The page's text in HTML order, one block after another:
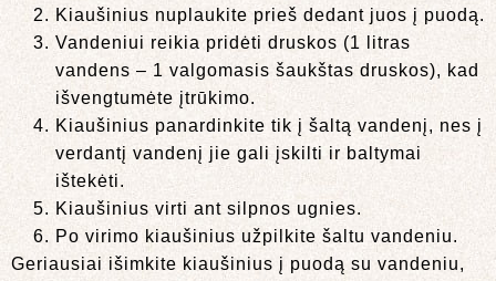
Kiaušinius nuplaukite prieš dedant juos į puodą.
Vandeniui reikia pridėti druskos (1 litras
vandens – 1 valgomasis šaukštas druskos), kad
išvengtumėte įtrūkimo.
Kiaušinius panardinkite tik į šaltą vandenį, nes į
verdantį vandenį jie gali įskilti ir baltymai
ištekėti.
Kiaušinius virti ant silpnos ugnies.
Po virimo kiaušinius užpilkite šaltu vandeniu.
Geriausiai išimkite kiaušinius į puodą su vandeniu,